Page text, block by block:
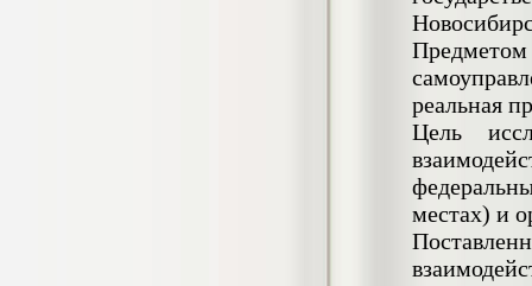
реальная
Цель
местах) и